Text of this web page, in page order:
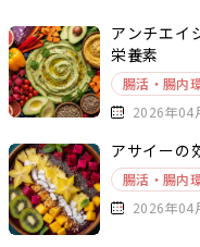
アンチエイ
栄養素
腸活・腸内
2026年04
アサイーの
腸活・腸内
2026年04